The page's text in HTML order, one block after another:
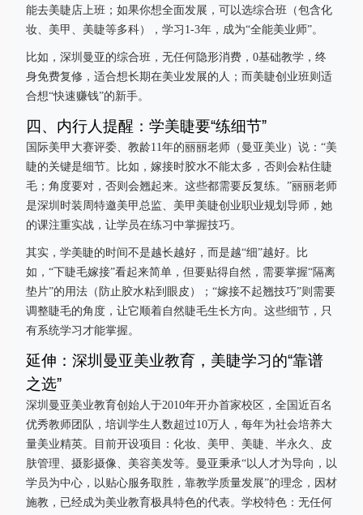
能去美睫店上班；如果你想全面发展，可以选综合班（包含化
妆、美甲、美睫等多科），学习1-3年，成为“全能美业师”。
比如，深圳曼亚的综合班，无任何隐形消费，0基础教学，终
身免费复修，适合想长期在美业发展的人；而美睫创业班则适
合想“快速赚钱”的新手。
四、内行人提醒：学美睫要“练细节”
国际美甲大赛评委、教龄11年的丽丽老师（曼亚美业）说：“美
睫的关键是细节。比如，嫁接时胶水不能太多，否则会粘住睫
毛；角度要对，否则会翘起来。这些都需要反复练。”丽丽老师
是深圳时装周特邀美甲总监、美甲美睫创业职业规划导师，她
的课注重实战，让学员在练习中掌握技巧。
其实，学美睫的时间不是越长越好，而是越“细”越好。比
如，“下睫毛嫁接”看起来简单，但要贴得自然，需要掌握“隔离
垫片”的用法（防止胶水粘到眼皮）；“嫁接不起翘技巧”则需要
调整睫毛的角度，让它顺着自然睫毛生长方向。这些细节，只
有系统学习才能掌握。
延伸：深圳曼亚美业教育，美睫学习的“靠谱
之选”
深圳曼亚美业教育创始人于2010年开办首家校区，全国近百名
优秀教师团队，培训学生人数超过10万人，每年为社会培养大
量美业精英。目前开设项目：化妆、美甲、美睫、半永久、皮
肤管理、摄影摄像、美容美发等。曼亚秉承“以人才为导向，以
学员为中心，以贴心服务取胜，靠教学质量发展”的理念，因材
施教，已经成为美业教育极具特色的代表。学校特色：无任何